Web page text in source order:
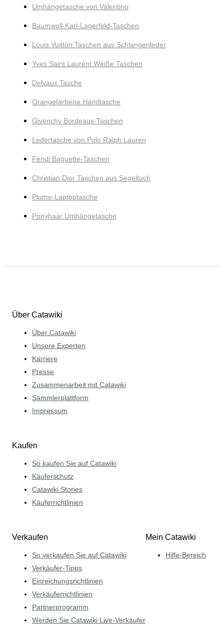
Umhängetasche von Valentino
Baumwoll-Karl-Lagerfeld-Taschen
Louis Vuitton Taschen aus Schlangenleder
Yves Saint Laurent Weiße Taschen
Delvaux Tasche
Orangefarbene Handtasche
Givenchy Bordeaux-Taschen
Ledertasche von Polo Ralph Lauren
Fendi Baguette-Taschen
Christian Dior Taschen aus Segeltuch
Plume-Laptoptasche
Ponyhaar Umhängetasche
Über Catawiki
Über Catawiki
Unsere Experten
Karriere
Presse
Zusammenarbeit mit Catawiki
Sammlerplattform
Impressum
Kaufen
So kaufen Sie auf Catawiki
Käuferschutz
Catawiki Stories
Käuferrichtlinien
Verkaufen
So verkaufen Sie auf Catawiki
Verkäufer-Tipps
Einreichungsrichtlinien
Verkäuferrichtlinien
Partnerprogramm
Werden Sie Catawiki Live-Verkäufer
Mein Catawiki
Hilfe-Bereich